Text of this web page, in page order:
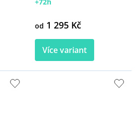
od 1 295 Kč
Více variant